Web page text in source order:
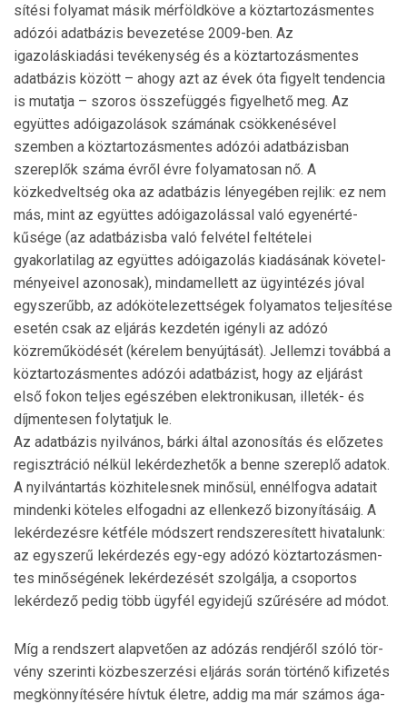
sí­tési folyamat másik mérföldköve a köztartozásmentes
adózói adatbázis bevezetése 2009-ben. Az
igazoláskiadási tevékenység és a köztartozásmentes
adatbázis között – ahogy azt az évek óta figyelt tendencia
is mutatja – szoros össze­függés figyelhető meg. Az
együttes adóigazolások számának csökkenésével
szemben a köztartozásmentes adózói adatbázisban
szereplők száma évről évre folyamatosan nő. A
közkedveltség oka az adatbázis lényegében rejlik: ez nem
más, mint az együttes adóigazolással való egyen­érté­
kűsége (az adatbázisba való felvétel feltételei
gyakorlatilag az együttes adóigazolás kiadásának követel­
mé­nyeivel azonosak), mindamellett az ügyintézés jóval
egyszerűbb, az adókötelezettségek folyamatos teljesítése
esetén csak az eljárás kezdetén igényli az adózó
közreműkö­dé­sét (kérelem benyújtását). Jellemzi továbbá a
köztarto­zás­mentes adózói adatbázist, hogy az eljárást
első fokon teljes egészében elektronikusan, illeték- és
díjmentesen folytatjuk le.
Az adatbázis nyilvános, bárki által azonosítás és előzetes
regisztráció nélkül lekérdezhetők a benne szereplő adatok.
A nyilvántartás közhitelesnek minősül, ennélfogva ada­tait
mindenki köteles elfogadni az ellenkező bizonyításáig. A
lekérdezésre kétféle módszert rendszeresített hivatalunk:
az egyszerű lekérdezés egy-egy adózó köztartozás­men­
tes minőségének lekérdezését szolgálja, a csoportos
lekérdező pedig több ügyfél egyidejű szűrésére ad módot.
Míg a rendszert alapvetően az adózás rendjéről szóló tör­
vény szerinti közbeszerzési eljárás során történő kifi­ze­tés
megkönnyítésére hívtuk életre, addig ma már számos ága­